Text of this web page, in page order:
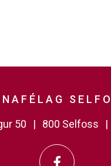
50 800 Selfoss